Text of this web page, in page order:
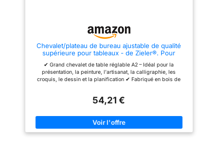
Chevalet/plateau de bureau ajustable de qualité
supérieure pour tableaux - de Zieler®. Pour
croquis, dessin et planification - 5 angles
différents A2
✔ Grand chevalet de table réglable A2 – Idéal pour la
présentation, la peinture, l'artisanat, la calligraphie, les
croquis, le dessin et la planification ✔ Fabriqué en bois de
suffisamment d'espace pour masquer le périmètre du travail
également de position de fermeture) ✔ Offre 5 angles de
travail – env. 180°, 31°, 44°, 56° et 66° ✔ Les pieds en
caoutchouc durable maintiennent la planche stable à tout
54,21 €